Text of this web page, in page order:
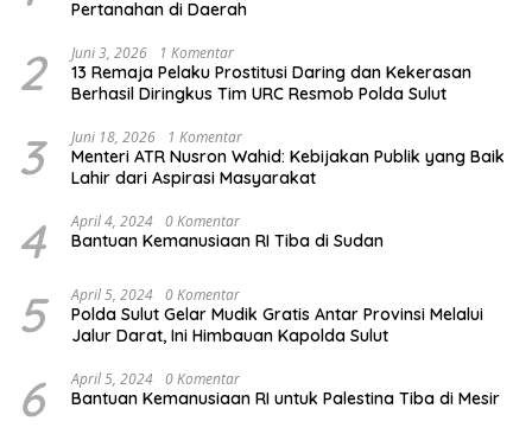
Pertanahan di Daerah
2 Juni 3, 2026 1 Komentar
13 Remaja Pelaku Prostitusi Daring dan Kekerasan
Berhasil Diringkus Tim URC Resmob Polda Sulut
3 Juni 18, 2026 1 Komentar
Menteri ATR Nusron Wahid: Kebijakan Publik yang Baik
Lahir dari Aspirasi Masyarakat
4 April 4, 2024 0 Komentar
Bantuan Kemanusiaan RI Tiba di Sudan
5 April 5, 2024 0 Komentar
Polda Sulut Gelar Mudik Gratis Antar Provinsi Melalui
Jalur Darat, Ini Himbauan Kapolda Sulut
6 April 5, 2024 0 Komentar
Bantuan Kemanusiaan RI untuk Palestina Tiba di Mesir